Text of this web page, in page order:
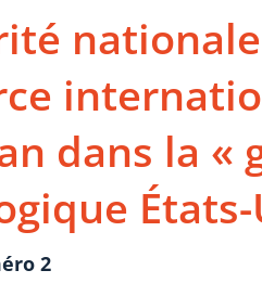
dans la «
États-
2